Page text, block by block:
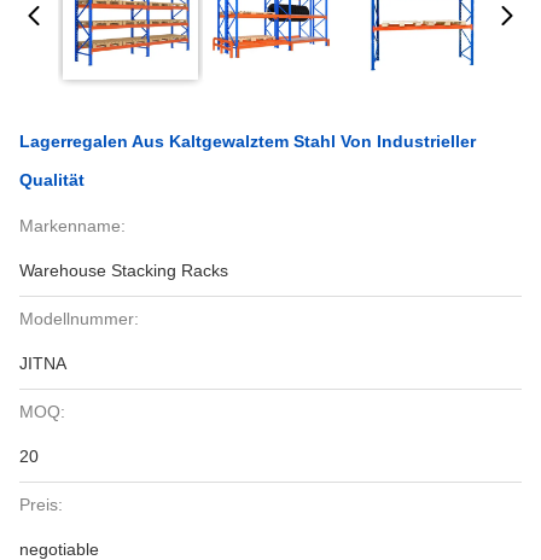
Lagerregalen Aus Kaltgewalztem Stahl Von Industrieller
Qualität
Markenname:
Warehouse Stacking Racks
Modellnummer:
JITNA
MOQ:
20
Preis:
negotiable